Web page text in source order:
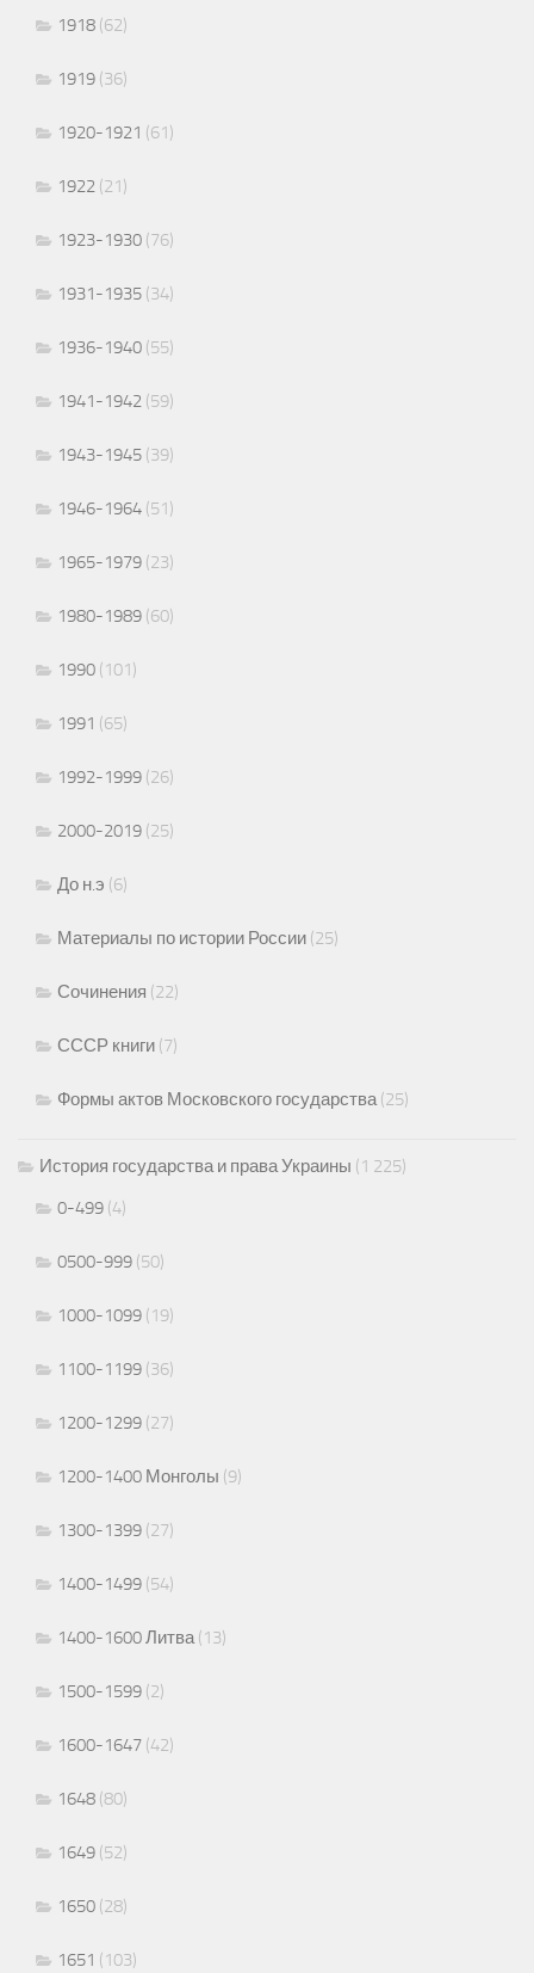
1918 (62)
1919 (36)
1920-1921 (61)
1922 (21)
1923-1930 (76)
1931-1935 (34)
1936-1940 (55)
1941-1942 (59)
1943-1945 (39)
1946-1964 (51)
1965-1979 (23)
1980-1989 (60)
1990 (101)
1991 (65)
1992-1999 (26)
2000-2019 (25)
До н.э (6)
Материалы по истории России (25)
Сочинения (22)
СССР книги (7)
Формы актов Московского государства(25)
История государства и права Украины (1 225)
0-499 (4)
0500-999 (50)
1000-1099 (19)
1100-1199 (36)
1200-1299 (27)
1200-1400 Монголы (9)
1300-1399 (27)
1400-1499 (54)
1400-1600 Литва(13)
1500-1599 (2)
1600-1647 (42)
1648 (80)
1649 (52)
1650 (28)
1651 (103)